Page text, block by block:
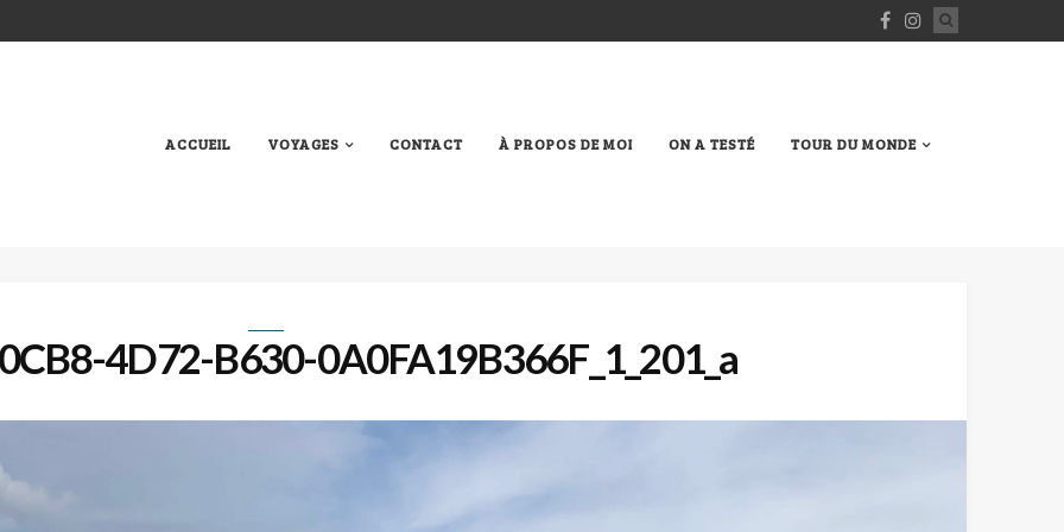
ACCUEIL VOYAGES CONTACT À PROPOS DE MOI ON A TESTÉ TOUR DU MONDE
4D72-B630-0A0FA19B366F_1_201_a